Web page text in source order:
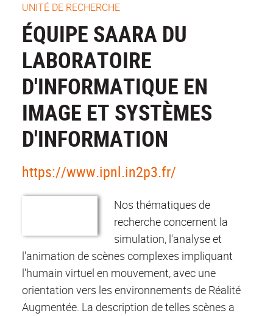
UNITÉ DE RECHERCHE
ÉQUIPE SAARA DU
LABORATOIRE
D'INFORMATIQUE EN
IMAGE ET SYSTÈMES
D'INFORMATION
https://www.ipnl.in2p3.fr/
Nos thématiques de
recherche concernent la
simulation, l'analyse et
l'animation de scènes complexes impliquant
l'humain virtuel en mouvement, avec une
orientation vers les environnements de Réalité
Augmentée. La description de telles scènes a